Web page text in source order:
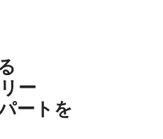
ー
ー⁠ト⁠を